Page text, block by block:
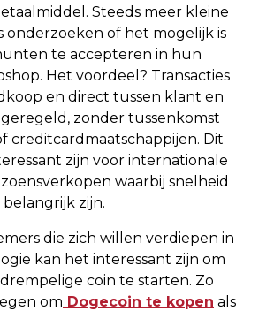
Steeds meer kleine
onderzoeken of het mogelijk is
te accepteren in hun
Het voordeel? Transacties
en direct tussen klant en
zonder tussenkomst
creditcardmaatschappijen. Dit
zijn voor internationale
waarbij snelheid
zijn.
die zich willen verdiepen in
kan het interessant zijn om
coin te starten. Zo
om Dogecoin te kopen als